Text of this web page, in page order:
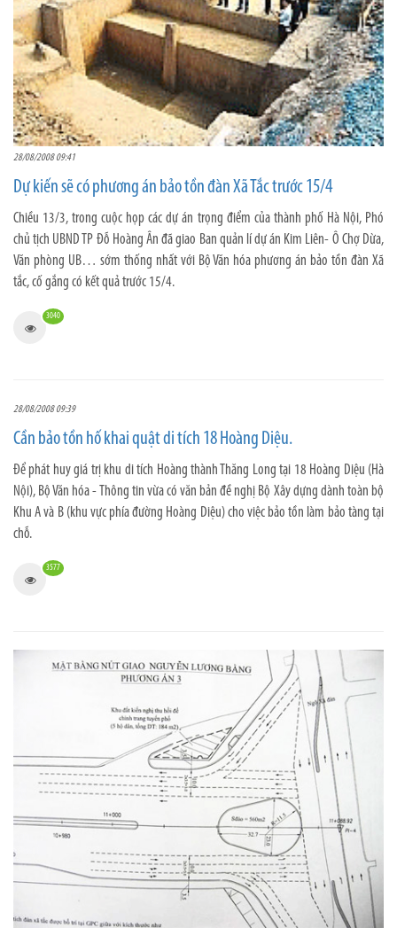
28/08/2008 09:41
Dự kiến sẽ có phương án bảo tồn đàn Xã Tắc trước 15/4
Chiều 13/3, trong cuộc họp các dự án trọng điểm của thành phố Hà Nội, Phó
chủ tịch UBND TP Đỗ Hoàng Ân đã giao Ban quản lí dự án Kim Liên- Ô Chợ Dừa,
Văn phòng UB… sớm thống nhất với Bộ Văn hóa phương án bảo tồn đàn Xã
tắc, cố gắng có kết quả trước 15/4.
3040
28/08/2008 09:39
Cần bảo tồn hố khai quật di tích 18 Hoàng Diệu.
Để phát huy giá trị khu di tích Hoàng thành Thăng Long tại 18 Hoàng Diệu (Hà
Nội), Bộ Văn hóa - Thông tin vừa có văn bản đề nghị Bộ Xây dựng dành toàn bộ
Khu A và B (khu vực phía đường Hoàng Diệu) cho việc bảo tồn làm bảo tàng tại
chỗ.
3577